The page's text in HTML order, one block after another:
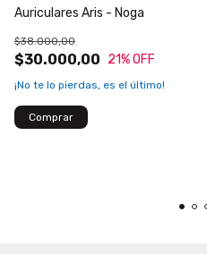
Auriculares Aris - Noga
$30.000,00
$38.000,00
21% OFF
¡No te lo pierdas, es el último!
Comprar